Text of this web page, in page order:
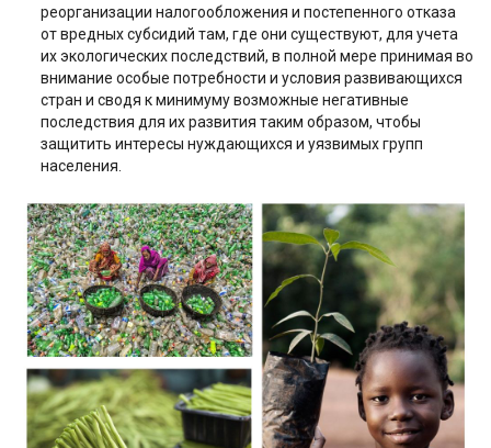
реорганизации налогообложения и постепенного отказа
от вредных субсидий там, где они существуют, для учета
их экологических последствий, в полной мере принимая во
внимание особые потребности и условия развивающихся
стран и сводя к минимуму возможные негативные
последствия для их развития таким образом, чтобы
защитить интересы нуждающихся и уязвимых групп
населения.